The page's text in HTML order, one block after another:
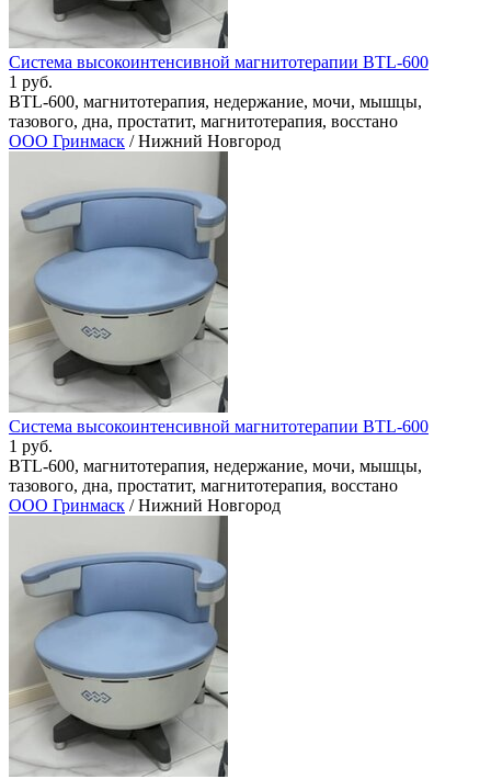
Система высокоинтенсивной магнитотерапии BTL-600
1 руб.
BTL-600, магнитотерапия, недержание, мочи, мышцы,
тазового, дна, простатит, магнитотерапия, восстано
ООО Гринмаск / Нижний Новгород
Система высокоинтенсивной магнитотерапии BTL-600
1 руб.
BTL-600, магнитотерапия, недержание, мочи, мышцы,
тазового, дна, простатит, магнитотерапия, восстано
ООО Гринмаск / Нижний Новгород